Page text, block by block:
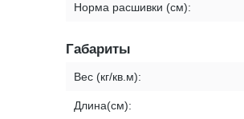
Норма расшивки (см):
Габариты
Вес (кг/кв.м):
Длина(см):